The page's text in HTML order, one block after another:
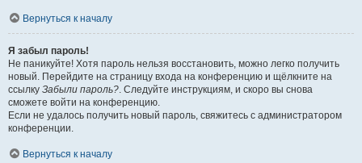
Вернуться к началу
Я забыл пароль!
Не паникуйте! Хотя пароль нельзя восстановить, можно легко получить
новый. Перейдите на страницу входа на конференцию и щёлкните на
ссылку Забыли пароль?. Следуйте инструкциям, и скоро вы снова
сможете войти на конференцию.
Если не удалось получить новый пароль, свяжитесь с администратором
конференции.
Вернуться к началу